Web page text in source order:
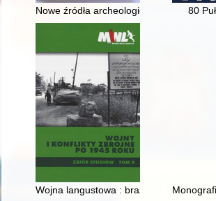
Nowe źródła archeologiczne do badań
80
Wojna langustowa : brazylijsko-